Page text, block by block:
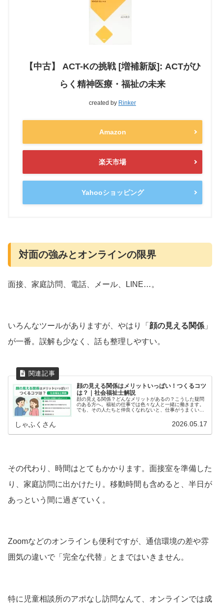
【中古】 ACT-Kの挑戦 [増補新版]: ACTがひ
らく精神医療・福祉の未来
created by Rinker
Amazon
楽天市場
Yahooショッピング
対面の強みとオンラインの限界
面接、家庭訪問、電話、メール、LINE…。
いろんなツールがありますが、やはり「 顔の見える関係 」
が一番。誤解も少なく、話も整理しやすい。
顔の見える関係はメリットいっぱい！つくるコツ
は？｜社会福祉士解説
顔の見える関係？どんなメリットがあるの？こうした疑問
のある方へ。福祉の仕事では色々な人と一緒に働きます。
でも、その人たちと仲良くなれないと、仕事がうまくいか
しゃふくさん 2026.05.17
その代わり、時間はとてもかかります。面接室を準備した
り、家庭訪問に出かけたり。移動時間も含めると、半日が
あっという間に過ぎていく。
Zoomなどのオンラインも便利ですが、通信環境の差や雰
囲気の違いで「完全な代替」とまではいきません。
特に児童相談所のアポなし訪問なんて、オンラインでは成